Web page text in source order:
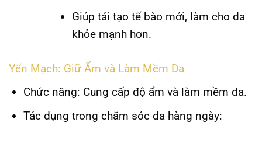
Giúp tái tạo tế bào mới, làm cho da
khỏe mạnh hơn.
Yến Mạch: Giữ Ẩm và Làm Mềm Da
Chức năng: Cung cấp độ ẩm và làm mềm da.
Tác dụng trong chăm sóc da hàng ngày: